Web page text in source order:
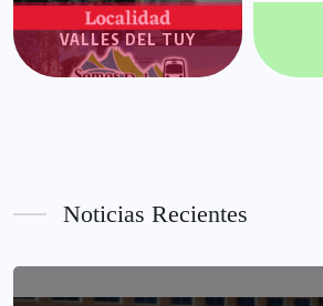
VALLES DEL TUY
Noticias Recientes